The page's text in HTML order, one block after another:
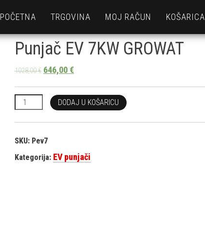
POČETNA TRGOVINA MOJ RAČUN KOŠARICA
Punjač EV 7KW GROWAT
1028,00€ 646,00€
Punjač EV 7KW GROWAT količina
DODAJ U KOŠARICU
SKU: Pev7
Kategorija: EV punjači